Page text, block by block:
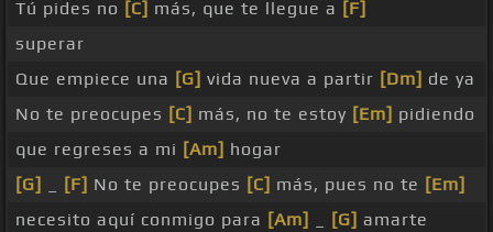
Tú pides no [C] más, que te llegue a [F]
superar
Que empiece una [G] vida nueva a partir [Dm] de ya
No te preocupes [C] más, no te estoy [Em] pidiendo
que regreses a mi [Am] hogar
[G]
[F] No te preocupes [C] más, pues no te [Em]
necesito aquí conmigo para [Am] [G] amarte